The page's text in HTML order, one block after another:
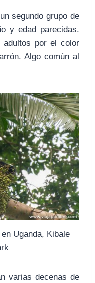
segundo grupo de
y edad parecidas.
adultos por el color
Algo común al
Uganda, Kibale
varias decenas de